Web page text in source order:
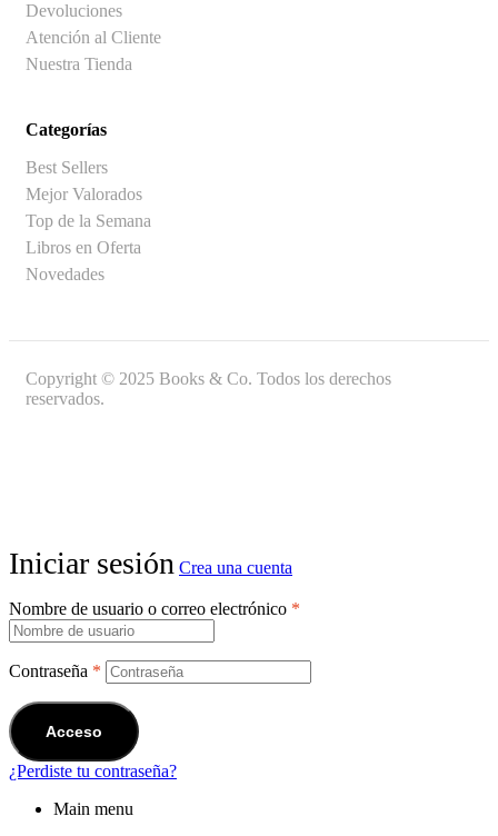
Devoluciones
Atención al Cliente
Nuestra Tienda
Categorías
Best Sellers
Mejor Valorados
Top de la Semana
Libros en Oferta
Novedades
Copyright © 2025 Books & Co. Todos los derechos
reservados.
Iniciar sesión Crea una cuenta
Nombre de usuario o correo electrónico *
Contraseña *
Acceso
¿Perdiste tu contraseña?
Main menu